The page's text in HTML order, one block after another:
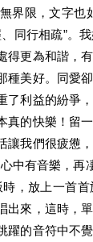
界限，文字也
同行相疏”。
得更為和諧，
種美好。同愛
了利益的紛爭
真的快樂！留
讓我們很疲憊
中有音樂，再
，放上一首首
出來，這時，
躍的音符中不